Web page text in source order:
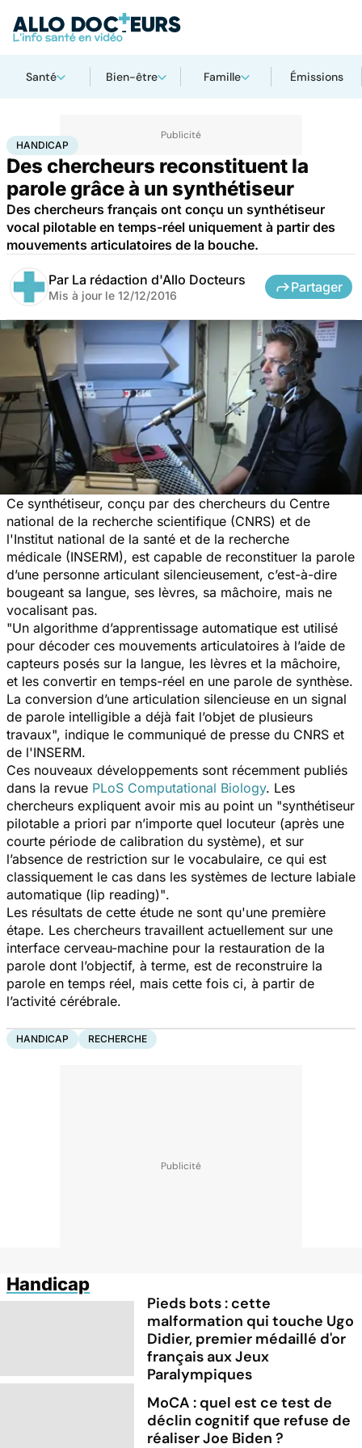
Santé Bien-être Famille Émissions
AccueilSanté Maladies
HANDICAP
Des chercheurs reconstituent la
parole grâce à un synthétiseur
Des chercheurs français ont conçu un synthétiseur
vocal pilotable en temps-réel uniquement à partir des
mouvements articulatoires de la bouche.
Par La rédaction d'Allo Docteurs
Mis à jour le 12/12/2016
Partager
Ce synthétiseur, conçu par des chercheurs du Centre
national de la recherche scientifique (CNRS) et de
l'Institut national de la santé et de la recherche
médicale (INSERM), est capable de reconstituer la parole
d’une personne articulant silencieusement, c’est-à-dire
bougeant sa langue, ses lèvres, sa mâchoire, mais ne
vocalisant pas.
"Un algorithme d’apprentissage automatique est utilisé
pour décoder ces mouvements articulatoires à l’aide de
capteurs posés sur la langue, les lèvres et la mâchoire,
et les convertir en temps-réel en une parole de synthèse.
La conversion d’une articulation silencieuse en un signal
de parole intelligible a déjà fait l’objet de plusieurs
travaux", indique le communiqué de presse du CNRS et
de l'INSERM.
Ces nouveaux développements sont récemment publiés
dans la revue PLoS Computational Biology. Les
chercheurs expliquent avoir mis au point un "synthétiseur
pilotable a priori par n’importe quel locuteur (après une
courte période de calibration du système), et sur
l’absence de restriction sur le vocabulaire, ce qui est
classiquement le cas dans les systèmes de lecture labiale
automatique (lip reading)".
Les résultats de cette étude ne sont qu'une première
étape. Les chercheurs travaillent actuellement sur une
interface cerveau-machine pour la restauration de la
parole dont l’objectif, à terme, est de reconstruire la
parole en temps réel, mais cette fois ci, à partir de
l’activité cérébrale.
HANDICAP RECHERCHE
Handicap
Pieds bots : cette
malformation qui touche Ugo
Didier, premier médaillé d'or
français aux Jeux
Paralympiques
MoCA : quel est ce test de
déclin cognitif que refuse de
réaliser Joe Biden ?